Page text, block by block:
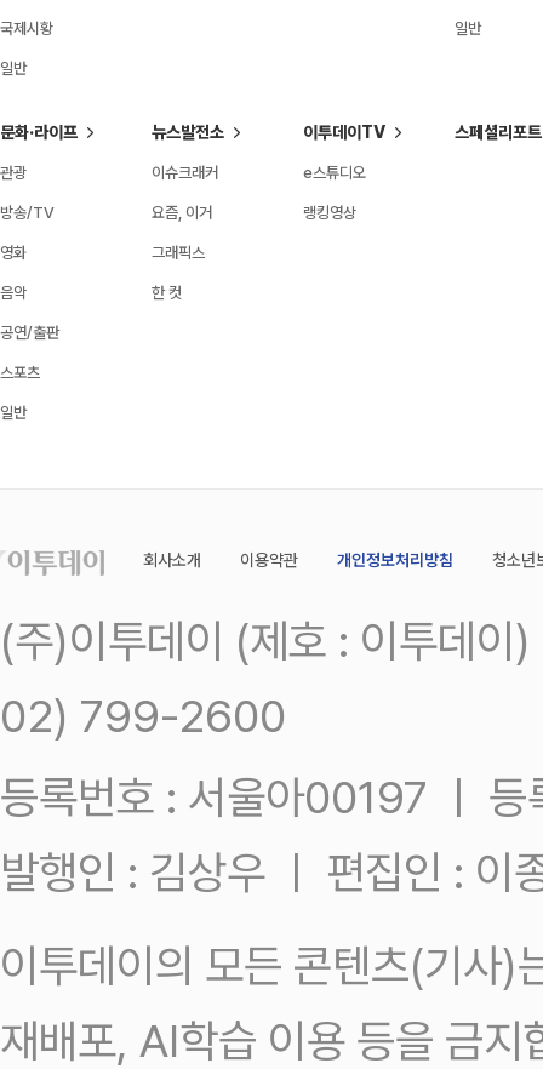
국제시황
일반
일반
문화·라이프
관광
방송/TV
영화
음악
공연/출판
스포츠
일반
뉴스발전소
이슈크래커
요즘, 이거
그래픽스
한 컷
이투데이TV
e스튜디오
랭킹영상
스페셜리포트
회사소개 이용약관 개인정보처리방침 청소년
(주)이투데이 (제호 : 이투데
02) 799-2600
등록번호 : 서울아00197 ㅣ
발행인 : 김상우 ㅣ 편집인 : 이
이투데이의 모든 콘텐츠(기사)
재배포, AI학습 이용 등을 금지